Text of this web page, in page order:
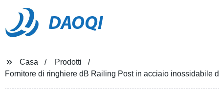
DAOQI
Casa
Prodotti
Fornitore di ringhiere dB Railing Post in acciaio inossidabile